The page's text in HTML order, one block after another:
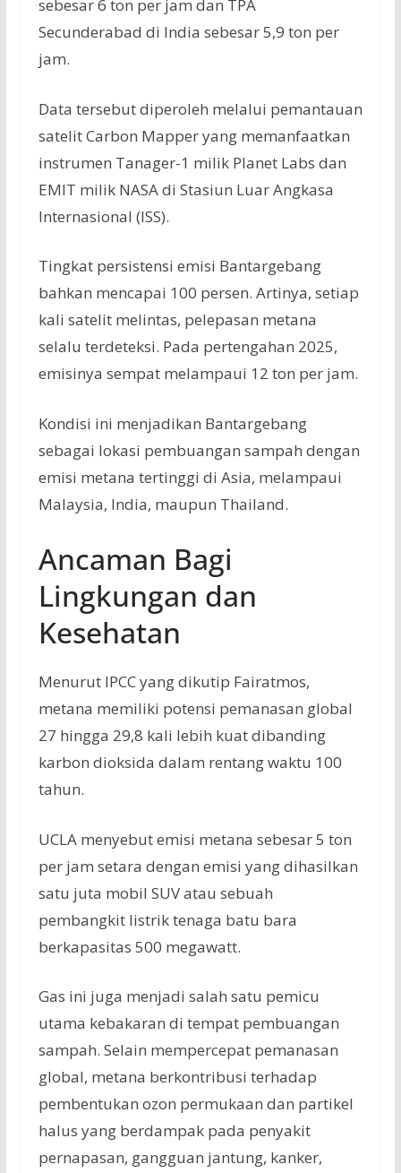
sebesar 6 ton per jam dan TPA
Secunderabad di India sebesar 5,9 ton per
jam.
Data tersebut diperoleh melalui pemantauan
satelit Carbon Mapper yang memanfaatkan
instrumen Tanager-1 milik Planet Labs dan
EMIT milik NASA di Stasiun Luar Angkasa
Internasional (ISS).
Tingkat persistensi emisi Bantargebang
bahkan mencapai 100 persen. Artinya, setiap
kali satelit melintas, pelepasan metana
selalu terdeteksi. Pada pertengahan 2025,
emisinya sempat melampaui 12 ton per jam.
Kondisi ini menjadikan Bantargebang
sebagai lokasi pembuangan sampah dengan
emisi metana tertinggi di Asia, melampaui
Malaysia, India, maupun Thailand.
Ancaman Bagi
Lingkungan dan
Kesehatan
Menurut IPCC yang dikutip Fairatmos,
metana memiliki potensi pemanasan global
27 hingga 29,8 kali lebih kuat dibanding
karbon dioksida dalam rentang waktu 100
tahun.
UCLA menyebut emisi metana sebesar 5 ton
per jam setara dengan emisi yang dihasilkan
satu juta mobil SUV atau sebuah
pembangkit listrik tenaga batu bara
berkapasitas 500 megawatt.
Gas ini juga menjadi salah satu pemicu
utama kebakaran di tempat pembuangan
sampah. Selain mempercepat pemanasan
global, metana berkontribusi terhadap
pembentukan ozon permukaan dan partikel
halus yang berdampak pada penyakit
pernapasan, gangguan jantung, kanker,